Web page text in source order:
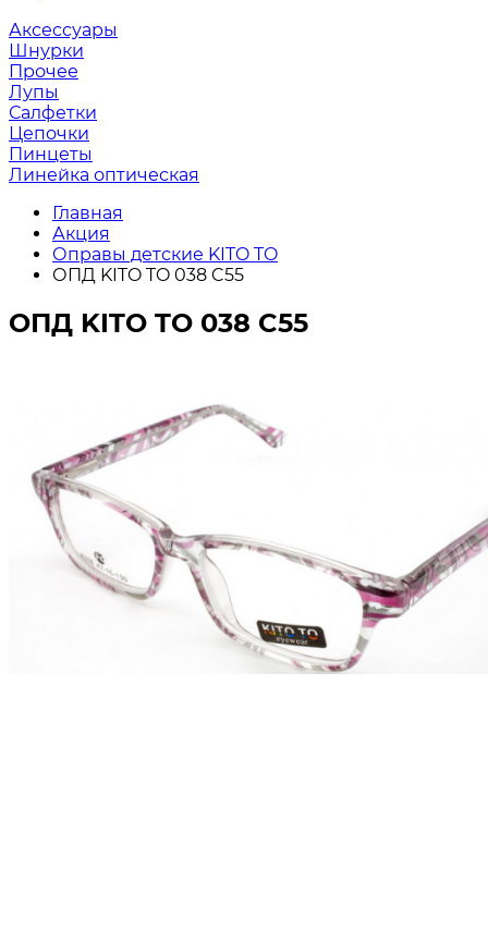
Аксессуары
Шнурки
Прочее
Лупы
Салфетки
Цепочки
Пинцеты
Линейка оптическая
Главная
Акция
Оправы детские KITO TO
ОПД KITO TO 038 C55
ОПД KITO TO 038 C55